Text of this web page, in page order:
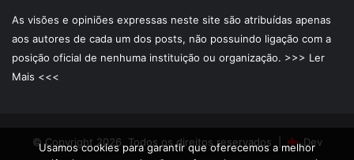
As visões e opiniões expressas neste site são atribuídas apenas
aos autores de cada um dos posts, não possuindo ligação com a
posição oficial de nenhuma instituição ou organização. >>> Ler
Mais <<<
© Copyright 2026, Todos os direitos reservados | Dev
Usamos cookies para garantir que oferecemos a melhor